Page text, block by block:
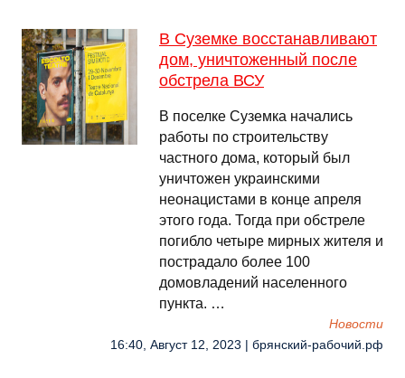
В Суземке восстанавливают
дом, уничтоженный после
обстрела ВСУ
В поселке Суземка начались
работы по строительству
частного дома, который был
уничтожен украинскими
неонацистами в конце апреля
этого года. Тогда при обстреле
погибло четыре мирных жителя и
пострадало более 100
домовладений населенного
пункта. …
Новости
16:40, Август 12, 2023 | брянский-рабочий.рф